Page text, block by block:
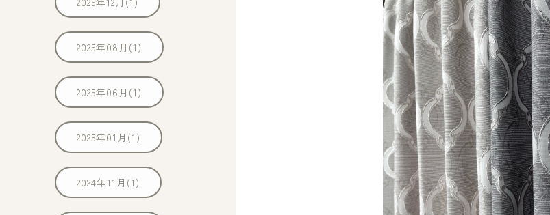
2025年08月(1)
2025年06月(1)
2025年01月(1)
2024年11月(1)